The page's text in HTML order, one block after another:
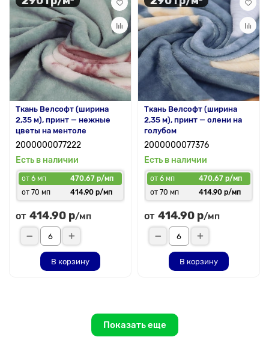
Ткань Велсофт (ширина
2,35 м), принт — нежные
цветы на ментоле
2000000077222
Есть в наличии
от 6 мп
470.67 р/мп
от 70 мп
414.90 р/мп
от 414.90 р/мп
В корзину
Ткань Велсофт (ширина
2,35 м), принт — олени на
голубом
2000000077376
Есть в наличии
от 6 мп
470.67 р/мп
от 70 мп
414.90 р/мп
от 414.90 р/мп
В корзину
Показать еще